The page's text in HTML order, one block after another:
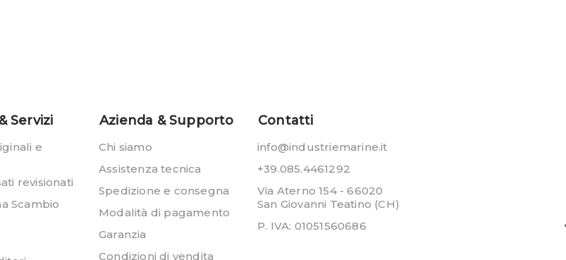
Servizi
e
revisionati
Scambio
Azienda & Supporto
Chi siamo
Assistenza tecnica
Spedizione e consegna
Modalità di pagamento
Garanzia
Condizioni di vendita
Contatti
info@industriemarine.it
+39.085.4461292
Via Aterno 154 - 66020
San Giovanni Teatino (CH)
P. IVA: 01051560686